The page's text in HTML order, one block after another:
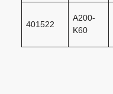
401522
A200-
K60